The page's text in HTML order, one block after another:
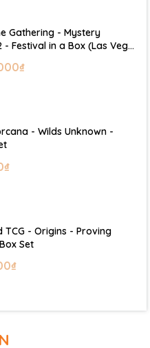
Gathering - Mystery
Festival in a Box (Las Vegas
- Wilds Unknown -
TCG - Origins - Proving
Set